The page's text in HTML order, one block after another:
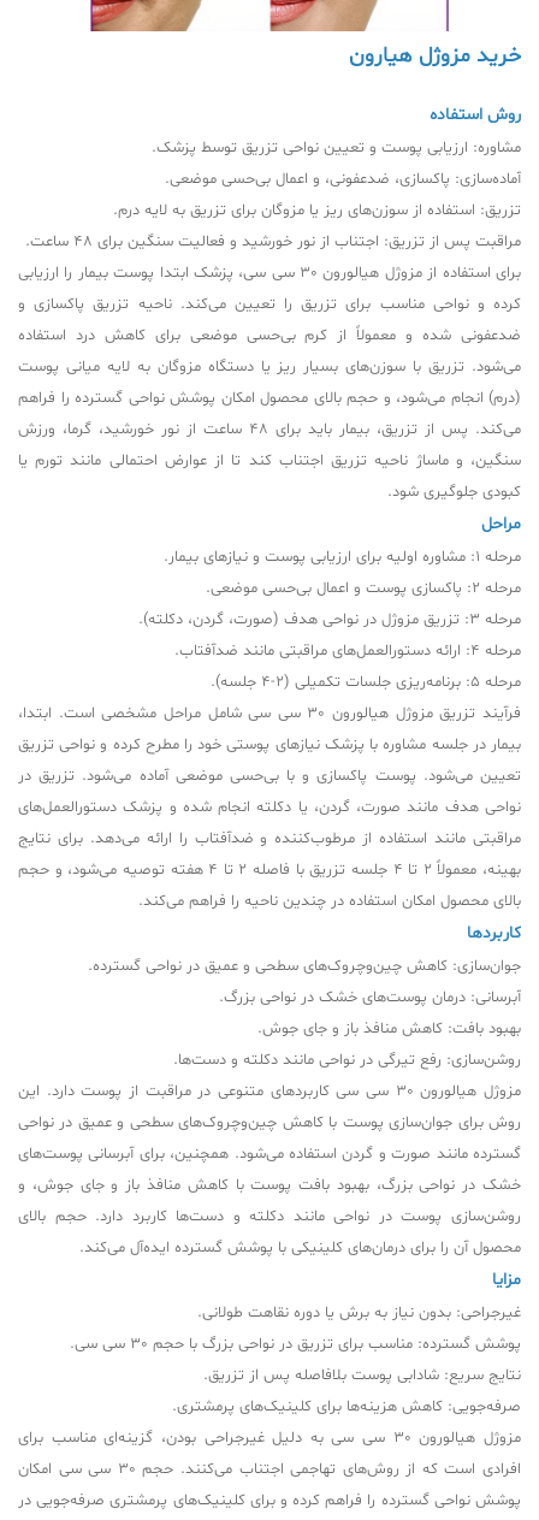
خرید مزوژل هیارون
روش استفاده
مشاوره: ارزیابی پوست و تعیین نواحی تزریق توسط پزشک.
آماده‌سازی: پاکسازی، ضدعفونی، و اعمال بی‌حسی موضعی.
تزریق: استفاده از سوزن‌های ریز یا مزوگان برای تزریق به لایه درم.
مراقبت پس از تزریق: اجتناب از نور خورشید و فعالیت سنگین برای 48 ساعت.
برای استفاده از مزوژل هیالورون 30 سی سی، پزشک ابتدا پوست بیمار را ارزیابی
کرده و نواحی مناسب برای تزریق را تعیین می‌کند. ناحیه تزریق پاکسازی و
ضدعفونی شده و معمولاً از کرم بی‌حسی موضعی برای کاهش درد استفاده
می‌شود. تزریق با سوزن‌های بسیار ریز یا دستگاه مزوگان به لایه میانی پوست
(درم) انجام می‌شود، و حجم بالای محصول امکان پوشش نواحی گسترده را فراهم
می‌کند. پس از تزریق، بیمار باید برای 48 ساعت از نور خورشید، گرما، ورزش
سنگین، و ماساژ ناحیه تزریق اجتناب کند تا از عوارض احتمالی مانند تورم یا
کبودی جلوگیری شود.
مراحل
مرحله 1: مشاوره اولیه برای ارزیابی پوست و نیازهای بیمار.
مرحله 2: پاکسازی پوست و اعمال بی‌حسی موضعی.
مرحله 3: تزریق مزوژل در نواحی هدف (صورت، گردن، دکلته).
مرحله 4: ارائه دستورالعمل‌های مراقبتی مانند ضدآفتاب.
مرحله 5: برنامه‌ریزی جلسات تکمیلی (2-4 جلسه).
فرآیند تزریق مزوژل هیالورون 30 سی سی شامل مراحل مشخصی است. ابتدا،
بیمار در جلسه مشاوره با پزشک نیازهای پوستی خود را مطرح کرده و نواحی تزریق
تعیین می‌شود. پوست پاکسازی و با بی‌حسی موضعی آماده می‌شود. تزریق در
نواحی هدف مانند صورت، گردن، یا دکلته انجام شده و پزشک دستورالعمل‌های
مراقبتی مانند استفاده از مرطوب‌کننده و ضدآفتاب را ارائه می‌دهد. برای نتایج
بهینه، معمولاً 2 تا 4 جلسه تزریق با فاصله 2 تا 4 هفته توصیه می‌شود، و حجم
بالای محصول امکان استفاده در چندین ناحیه را فراهم می‌کند.
کاربردها
جوان‌سازی: کاهش چین‌وچروک‌های سطحی و عمیق در نواحی گسترده.
آبرسانی: درمان پوست‌های خشک در نواحی بزرگ.
بهبود بافت: کاهش منافذ باز و جای جوش.
روشن‌سازی: رفع تیرگی در نواحی مانند دکلته و دست‌ها.
مزوژل هیالورون 30 سی سی کاربردهای متنوعی در مراقبت از پوست دارد. این
روش برای جوان‌سازی پوست با کاهش چین‌وچروک‌های سطحی و عمیق در نواحی
گسترده مانند صورت و گردن استفاده می‌شود. همچنین، برای آبرسانی پوست‌های
خشک در نواحی بزرگ، بهبود بافت پوست با کاهش منافذ باز و جای جوش، و
روشن‌سازی پوست در نواحی مانند دکلته و دست‌ها کاربرد دارد. حجم بالای
محصول آن را برای درمان‌های کلینیکی با پوشش گسترده ایده‌آل می‌کند.
مزایا
غیرجراحی: بدون نیاز به برش یا دوره نقاهت طولانی.
پوشش گسترده: مناسب برای تزریق در نواحی بزرگ با حجم 30 سی سی.
نتایج سریع: شادابی پوست بلافاصله پس از تزریق.
صرفه‌جویی: کاهش هزینه‌ها برای کلینیک‌های پرمشتری.
مزوژل هیالورون 30 سی سی به دلیل غیرجراحی بودن، گزینه‌ای مناسب برای
افرادی است که از روش‌های تهاجمی اجتناب می‌کنند. حجم 30 سی سی امکان
پوشش نواحی گسترده را فراهم کرده و برای کلینیک‌های پرمشتری صرفه‌جویی در